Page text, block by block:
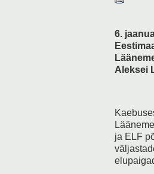
6.
Aleksei
ja ELF